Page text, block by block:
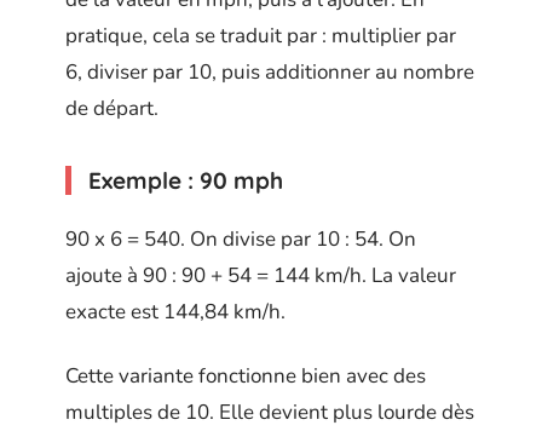
pratique, cela se traduit par : multiplier par
6, diviser par 10, puis additionner au nombre
de départ.
Exemple : 90 mph
90 x 6 = 540. On divise par 10 : 54. On
ajoute à 90 : 90 + 54 = 144 km/h. La valeur
exacte est 144,84 km/h.
Cette variante fonctionne bien avec des
multiples de 10. Elle devient plus lourde dès